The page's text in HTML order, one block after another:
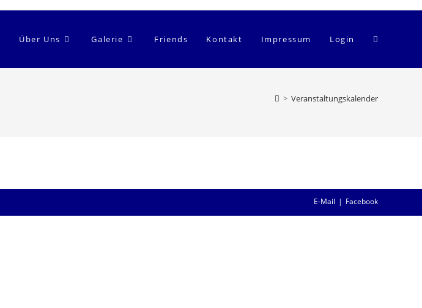
Über Uns Galerie Friends Kontakt Impressum Login Website-
> Veranstaltungskalender
E-Mail Facebook